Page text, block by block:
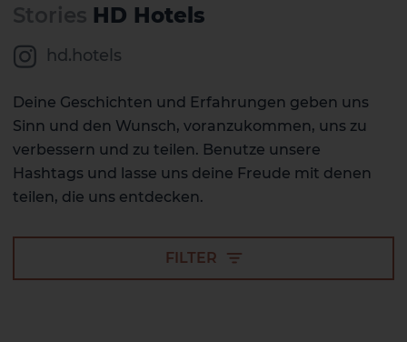
HD Hotels
hd.hotels
Deine Geschichten und Erfahrungen geben uns
Sinn und den Wunsch, voranzukommen, uns zu
verbessern und zu teilen. Benutze unsere
Hashtags und lasse uns deine Freude mit denen
teilen, die uns entdecken.
FILTER